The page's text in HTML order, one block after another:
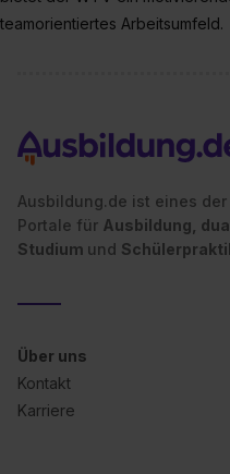
teamorientiertes Arbeitsumfeld.
Ausbildung.de ist eines
Portale für Ausbildung,
Studium und
Über uns
Kontakt
Karriere